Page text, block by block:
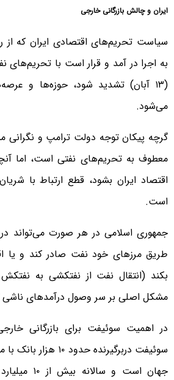
ایران و چالش بازرگانی خارجی
(۱۳ آبان) تشدید شود، حوزه‌ها و
می‌شود.
گرچه پیکان توجه دولت ترامپ و نگرانی
معطوف به تحریم‌های نفتی است، اما
اقتصاد ایران بشود، قطع ارتباط با
است.
جمهوری اسلامی در هر صورت می‌تواند در
طریق مرزهای خود نفت صادر کند و یا
بکند (انتقال نفت از نفتکشی به
مشکل اصلی بر سر وصول درآمدهای
در اهمیت سوئیفت برای بازرگانی
سوئیفت دربرگیرنده
جهان است و